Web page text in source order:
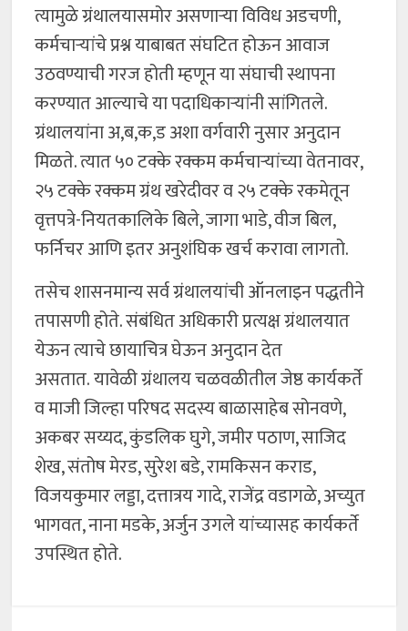
त्यामुळे ग्रंथालयासमोर असणाऱ्या विविध अडचणी,
कर्मचाऱ्यांचे प्रश्न याबाबत संघटित होऊन आवाज
उठवण्याची गरज होती म्हणून या संघाची स्थापना
करण्यात आल्याचे या पदाधिकाऱ्यांनी सांगितले.
ग्रंथालयांना अ,ब,क,ड अशा वर्गवारी नुसार अनुदान
मिळते. त्यात ५० टक्के रक्कम कर्मचाऱ्यांच्या वेतनावर,
२५ टक्के रक्कम ग्रंथ खरेदीवर व २५ टक्के रकमेतून
वृत्तपत्रे-नियतकालिके बिले, जागा भाडे, वीज बिल,
फर्निचर आणि इतर अनुशंघिक खर्च करावा लागतो.
तसेच शासनमान्य सर्व ग्रंथालयांची ऑनलाइन पद्धतीने
तपासणी होते. संबंधित अधिकारी प्रत्यक्ष ग्रंथालयात
येऊन त्याचे छायाचित्र घेऊन अनुदान देत
असतात. यावेळी ग्रंथालय चळवळीतील जेष्ठ कार्यकर्ते
व माजी जिल्हा परिषद सदस्य बाळासाहेब सोनवणे,
अकबर सय्यद, कुंडलिक घुगे, जमीर पठाण, साजिद
शेख, संतोष मेरड, सुरेश बडे, रामकिसन कराड,
विजयकुमार लड्डा, दत्तात्रय गादे, राजेंद्र वडागळे, अच्युत
भागवत, नाना मडके, अर्जुन उगले यांच्यासह कार्यकर्ते
उपस्थित होते.